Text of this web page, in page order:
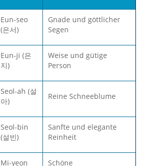
Eun-seo
(은서)
Gnade und göttlicher
Segen
Eun-ji (은
지)
Weise und gütige
Person
Seol-ah (설
아)
Reine Schneeblume
Seol-bin
(설빈)
Sanfte und elegante
Reinheit
Mi-yeon
Schöne